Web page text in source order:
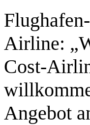
Airline:
Cost-
Angebot